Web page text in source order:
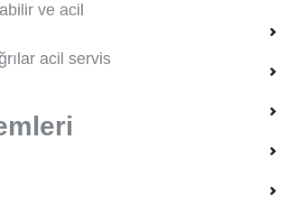
ve acil
acil servis